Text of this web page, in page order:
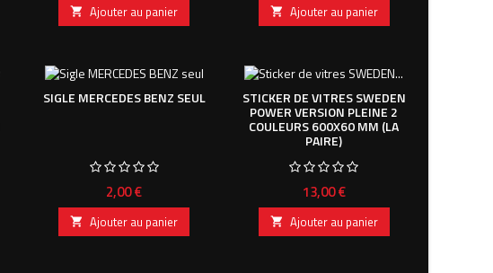
 Ajouter au panier  Ajouter au panier
SIGLE MERCEDES BENZ SEUL
Prix
2,00 €
 Ajouter au panier
STICKER DE VITRES SWEDEN
POWER VERSION PLEINE 2
COULEURS 600X60 MM (LA
PAIRE)
Prix
13,00 €
 Ajouter au panier